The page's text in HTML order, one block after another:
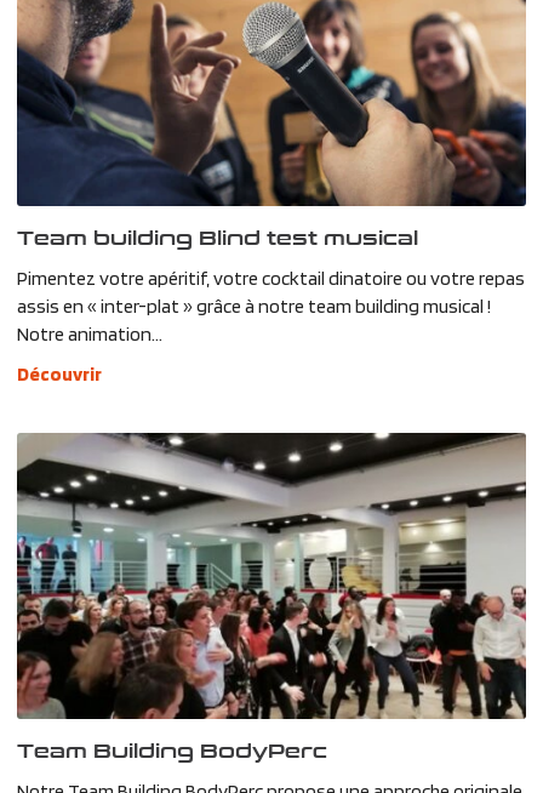
Team building Blind test musical
Pimentez votre apéritif, votre cocktail dinatoire ou votre repas
assis en « inter-plat » grâce à notre team building musical !
Notre animation...
Découvrir
Team Building BodyPerc